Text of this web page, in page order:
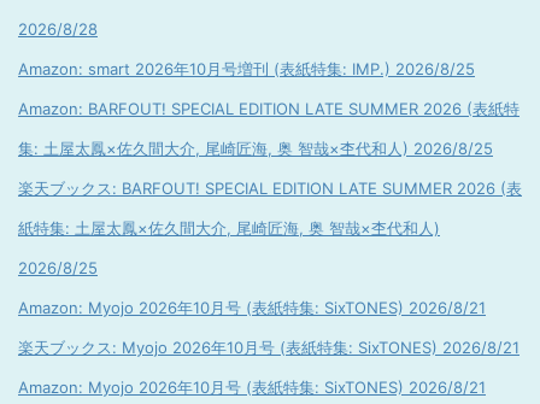
2026/8/28
Amazon: smart 2026年10月号増刊 (表紙特集: IMP.) 2026/8/25
Amazon: BARFOUT! SPECIAL EDITION LATE SUMMER 2026 (表紙特
集: 土屋太鳳×佐久間大介, 尾崎匠海, 奥 智哉×杢代和人) 2026/8/25
楽天ブックス: BARFOUT! SPECIAL EDITION LATE SUMMER 2026 (表
紙特集: 土屋太鳳×佐久間大介, 尾崎匠海, 奥 智哉×杢代和人)
2026/8/25
Amazon: Myojo 2026年10月号 (表紙特集: SixTONES) 2026/8/21
楽天ブックス: Myojo 2026年10月号 (表紙特集: SixTONES) 2026/8/21
Amazon: Myojo 2026年10月号 (表紙特集: SixTONES) 2026/8/21